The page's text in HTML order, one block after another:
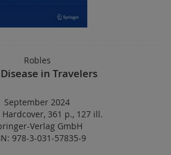
Robles
in Travelers
September 2024
Hardcover, 361 p., 127 ill.
Verlag GmbH
978-3-031-57835-9